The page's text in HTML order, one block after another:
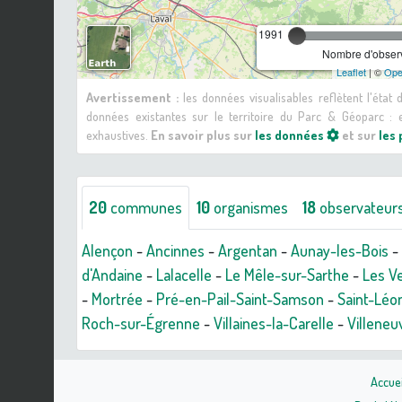
1991
Nombre
Leaflet| ©
Avertissement : les données visualisables reflètent l'état
données existantes sur le territoire du Parc & Géoparc :
exhaustives. En savoir plus sur les données et sur les
20 communes 10 organismes 18
Alençon -Ancinnes -Argentan -Aunay-les-Bois -
d'Andaine - Lalacelle - Le Mêle-sur-Sarthe - Les
- Mortrée - Pré-en-Pail-Saint-Samson -Saint-
Roch-sur-Égrenne -Villaines-la-Carelle -